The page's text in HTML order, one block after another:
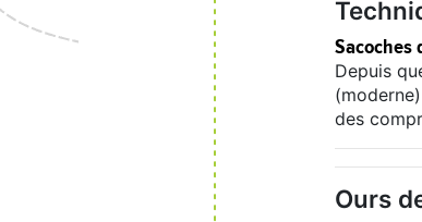
Sacoches
Depuis
des
Ours